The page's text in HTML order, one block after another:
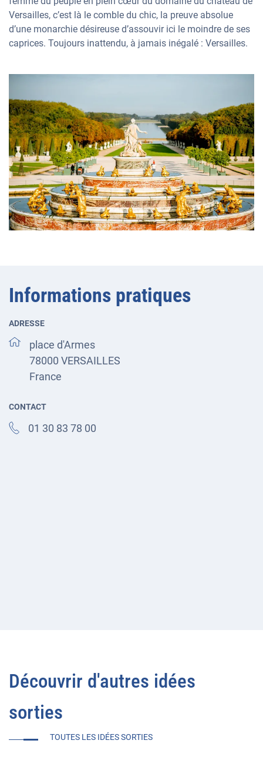
Versailles, c’est là le comble du chic, la preuve absolue
d’une monarchie désireuse d’assouvir ici le moindre de ses
caprices. Toujours inattendu, à jamais inégalé : Versailles.
Informations pratiques
ADRESSE
place d'Armes
78000 VERSAILLES
France
CONTACT
01 30 83 78 00
Découvrir d'autres idées
sorties
TOUTES LES IDÉES SORTIES